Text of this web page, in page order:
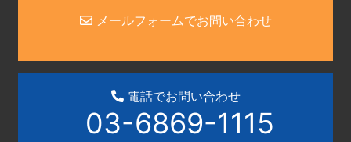
メールフォームでお問い合わせ
電話でお問い合わせ
03-6869-1115